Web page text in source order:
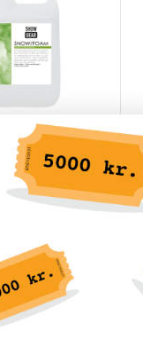
Sne/Skum
5 liter giver 50
vandbaseret
369,00
kontakt os